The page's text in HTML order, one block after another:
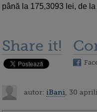
până la 175,3093 lei, de
Share it!
autor: iBani , 30